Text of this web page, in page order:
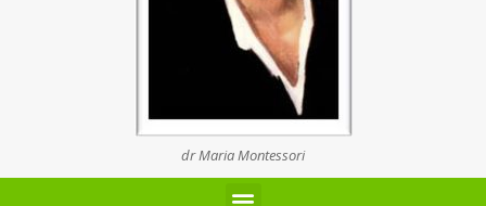
dr Maria Montessori